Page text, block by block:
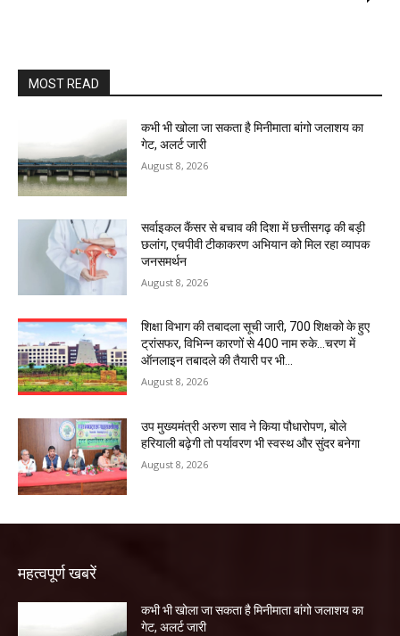
MOST READ
कभी भी खोला जा सकता है मिनीमाता बांगो जलाशय का
गेट, अलर्ट जारी
August 8, 2026
सर्वाइकल कैंसर से बचाव की दिशा में छत्तीसगढ़ की बड़ी
छलांग, एचपीवी टीकाकरण अभियान को मिल रहा व्यापक
जनसमर्थन
August 8, 2026
शिक्षा विभाग की तबादला सूची जारी, 700 शिक्षको के हुए
ट्रांसफर, विभिन्न कारणों से 400 नाम रुके…चरण में
ऑनलाइन तबादले की तैयारी पर भी...
August 8, 2026
उप मुख्यमंत्री अरुण साव ने किया पौधारोपण, बोले
हरियाली बढ़ेगी तो पर्यावरण भी स्वस्थ और सुंदर बनेगा
August 8, 2026
महत्वपूर्ण खबरें
कभी भी खोला जा सकता है मिनीमाता बांगो जलाशय का
गेट, अलर्ट जारी